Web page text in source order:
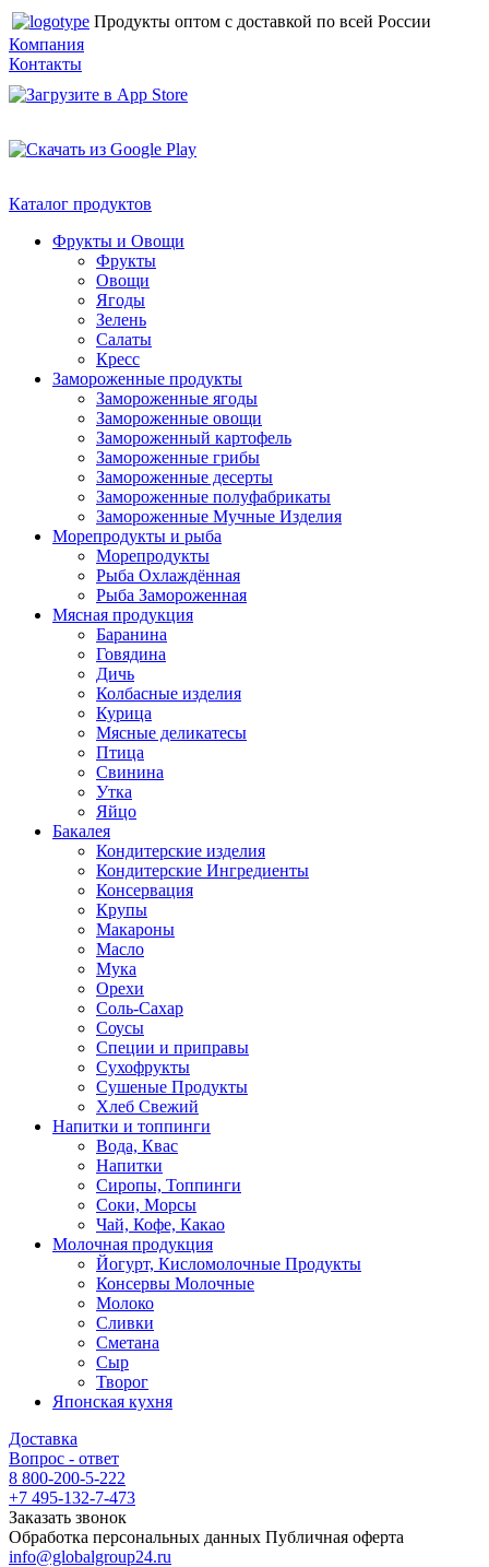
Продукты оптом с доставкой по всей России
Компания
Контакты
Каталог продуктов
Фрукты и Овощи
Фрукты
Овощи
Ягоды
Зелень
Салаты
Кресс
Замороженные продукты
Замороженные ягоды
Замороженные овощи
Замороженный картофель
Замороженные грибы
Замороженные десерты
Замороженные полуфабрикаты
Замороженные Мучные Изделия
Морепродукты и рыба
Морепродукты
Рыба Охлаждённая
Рыба Замороженная
Мясная продукция
Баранина
Говядина
Дичь
Колбасные изделия
Курица
Мясные деликатесы
Птица
Свинина
Утка
Яйцо
Бакалея
Кондитерские изделия
Кондитерские Ингредиенты
Консервация
Крупы
Макароны
Масло
Мука
Орехи
Соль-Сахар
Соусы
Специи и приправы
Сухофрукты
Сушеные Продукты
Хлеб Свежий
Напитки и топпинги
Вода, Квас
Напитки
Сиропы, Топпинги
Соки, Морсы
Чай, Кофе, Какао
Молочная продукция
Йогурт, Кисломолочные Продукты
Консервы Молочные
Молоко
Сливки
Сметана
Сыр
Творог
Японская кухня
Доставка
Вопрос - ответ
8 800-200-5-222
+7 495-132-7-473
Заказать звонок
Обработка персональных данных Публичная оферта
info@globalgroup24.ru